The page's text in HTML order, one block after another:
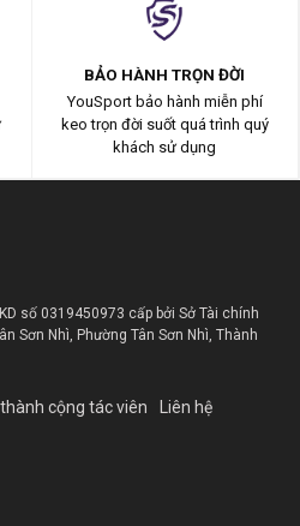
BẢO HÀNH TRỌN ĐỜI
YouSport bảo hành miễn phí
keo trọn đời suốt quá trình quý
khách sử dụng
số 0319450973 cấp bởi Sở Tài chính
Sơn Nhì, Phường Tân Sơn Nhì, Thành
cộng tác viên Liên hệ